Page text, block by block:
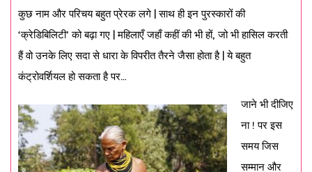
कुछ नाम और परिचय बहुत प्रेरक लगे | साथ ही इन पुरस्कारों की
‘क्रेडिबिलिटी’ को बढ़ा गए | महिलाएँ जहाँ कहीं की भी हों, जो भी हासिल करती
हैं वो उनके लिए सदा से धारा के विपरीत तैरने जैसा होता है | ये बहुत
कंट्रोवर्शियल हो सकता है पर…
जाने भी दीजिए
ना ! पर इस
समय जिस
सम्मान और